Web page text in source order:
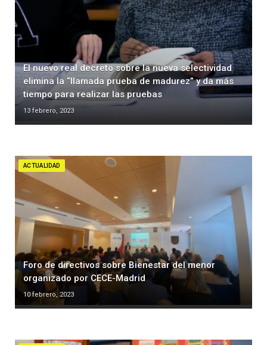
El nuevo real decreto sobre la nueva selectividad
elimina la “llamada prueba de madurez” y da más
tiempo para realizar las pruebas
13 febrero, 2023
ACTUALIDAD
Foro de directivos sobre Bienestar del menor
organizado por CECE-Madrid
10 febrero, 2023